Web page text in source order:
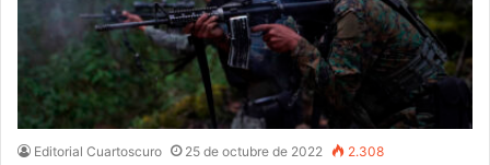
Editorial Cuartoscuro 25 de octubre de 2022 2.308